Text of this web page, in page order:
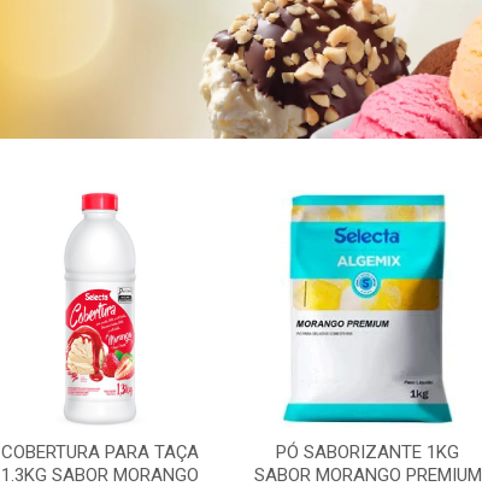
COBERTURA PARA TAÇA
1.3KG SABOR MORANGO
PÓ SABORIZANTE 1KG
SABOR MORANGO PREMIUM